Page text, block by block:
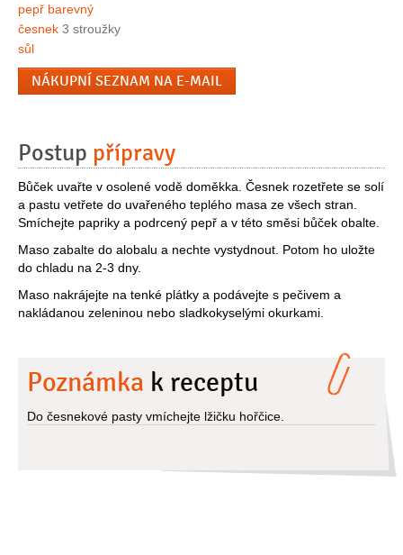
pepř barevný
česnek 3 stroužky
sůl
NÁKUPNÍ SEZNAM NA E-MAIL
Postup přípravy
Bůček uvařte v osolené vodě doměkka. Česnek rozetřete se solí
a pastu vetřete do uvařeného teplého masa ze všech stran.
Smíchejte papriky a podrcený pepř a v této směsi bůček obalte.
Maso zabalte do alobalu a nechte vystydnout. Potom ho uložte
do chladu na 2-3 dny.
Maso nakrájejte na tenké plátky a podávejte s pečivem a
nakládanou zeleninou nebo sladkokyselými okurkami.
Poznámka k receptu
Do česnekové pasty vmíchejte lžičku hořčice.